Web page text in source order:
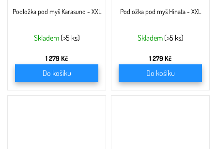
Podložka pod myš Karasuno - XXL
Skladem (>5 ks)
1 279 Kč
Do košíku
Podložka pod myš Hinata - XXL
Skladem (>5 ks)
1 279 Kč
Do košíku